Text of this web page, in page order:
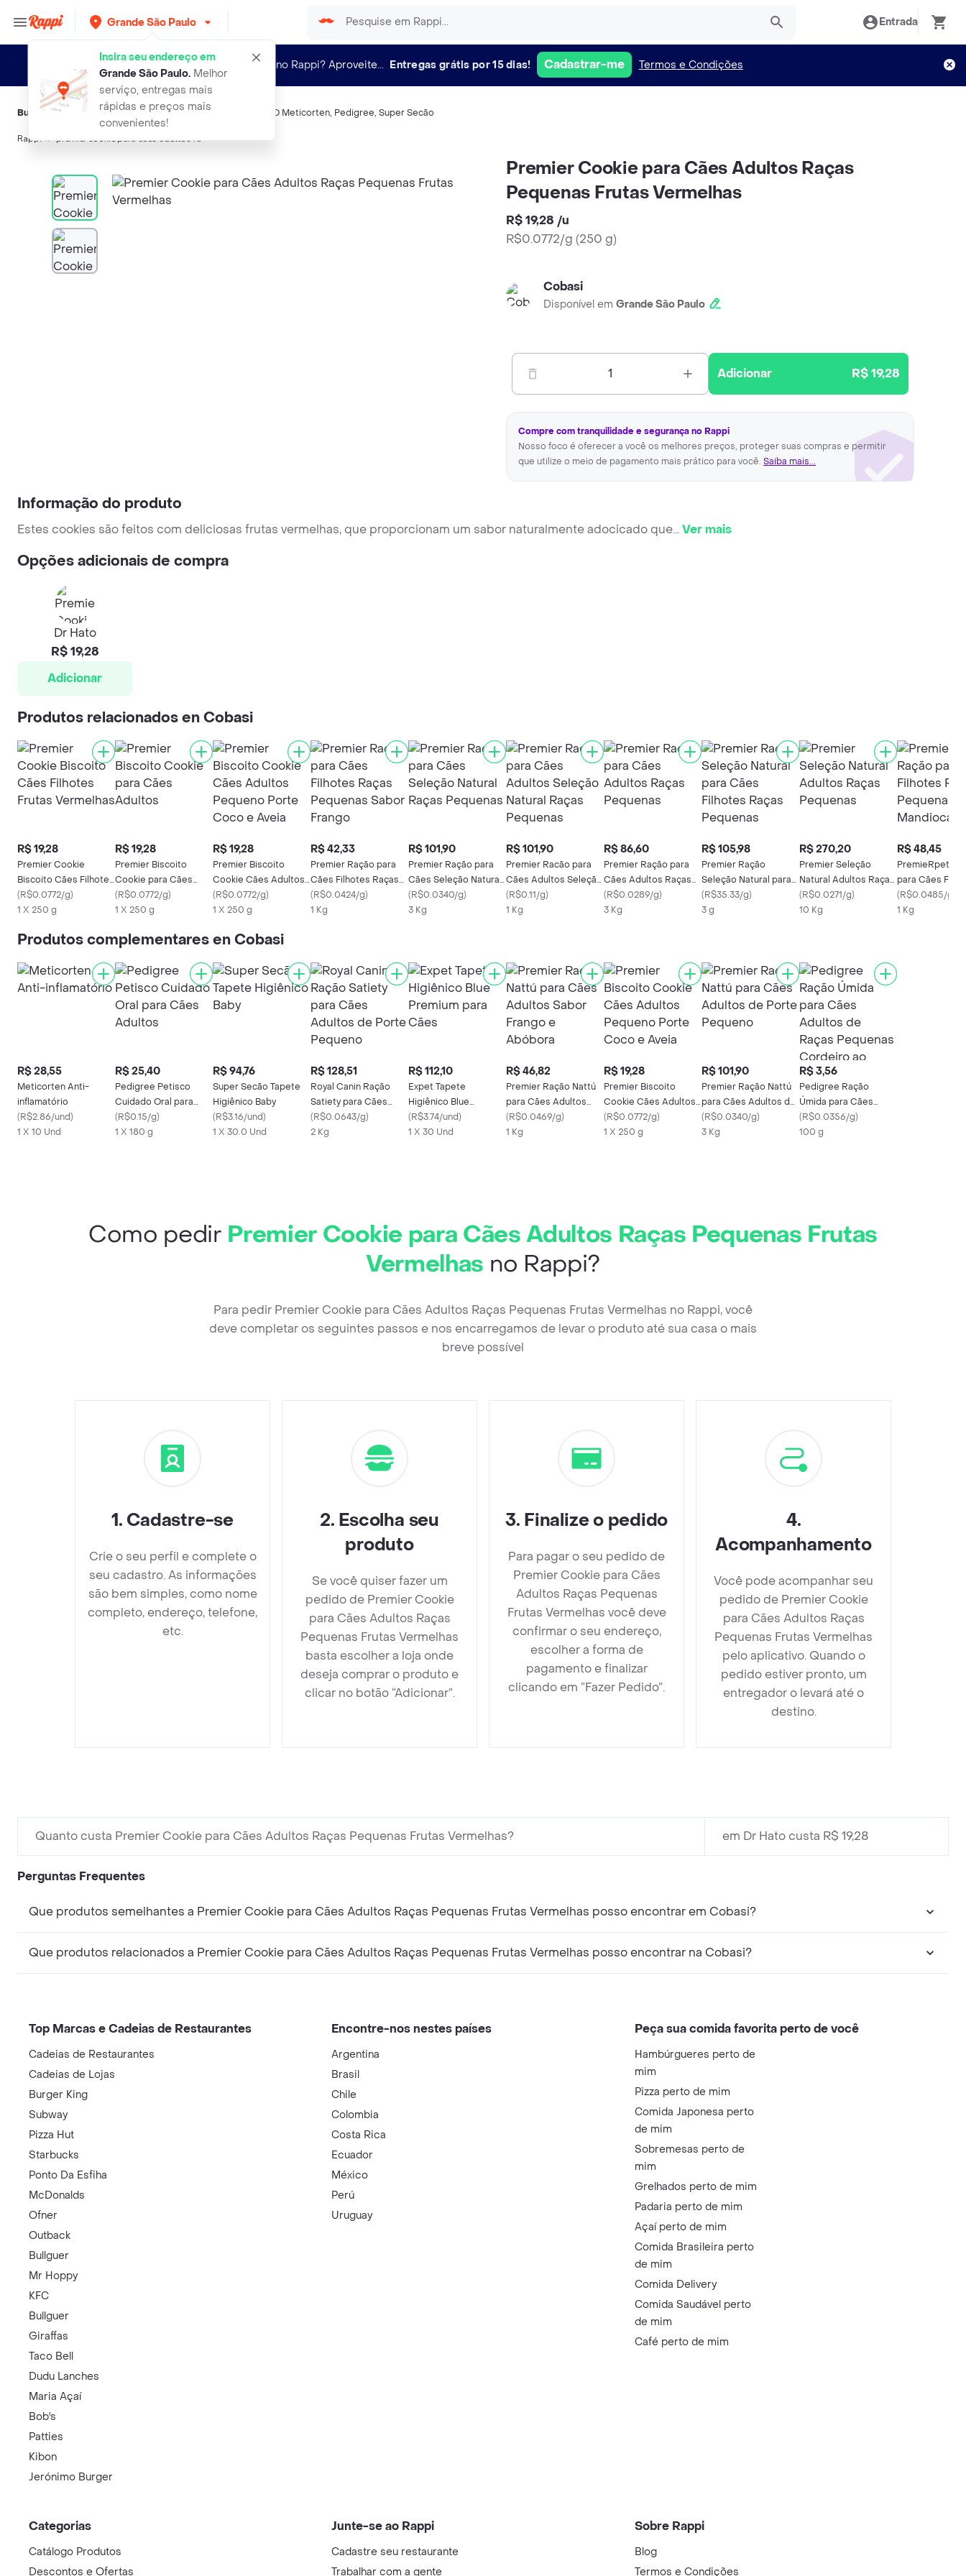
Grande São Paulo
Insira seu endereço em
Grande São Paulo.Melhor
serviço, entregas mais
rápidas e preços mais
convenientes!
Entrada
Novo no Rappi? Aproveite... Entregas grátis por 15 dias! Cadastrar-me Termos e Condições
Buscas relacionadas:Alimento para cachorros MSD Meticorten, Pedigree, Super Secão
Rappi premier cookie para caes adultos ra
Premier Cookie para Cães Adultos Raças
Pequenas Frutas Vermelhas
R$ 19,28 /u
R$0.0772/g (250 g)
Cobasi
Disponível em Grande São Paulo
1 Adicionar R$ 19,28
Compre com tranquilidade e segurança no Rappi
Nosso foco é oferecer a você os melhores preços, proteger suas compras e permitir
que utilize o meio de pagamento mais prático para você. Saiba mais...
Informação do produto
Estes cookies são feitos com deliciosas frutas vermelhas, que proporcionam um sabor naturalmente adocicado que...Ver mais
Opções adicionais de compra
Dr Hato
R$ 19,28
Adicionar
Produtos relacionados en Cobasi
R$ 19,28
Premier Cookie
Biscoito Cães Filhotes
Frutas Vermelhas
(R$0.0772/g)
1 X 250 g
R$ 19,28
Premier Biscoito
Cookie para Cães
Adultos
(R$0.0772/g)
1 X 250 g
R$ 19,28
Premier Biscoito
Cookie Cães Adultos
Pequeno Porte Coco
e Aveia
(R$0.0772/g)
1 X 250 g
R$ 42,33
Premier Ração para
Cães Filhotes Raças
Pequenas Sabor
Frango
(R$0.0424/g)
1 Kg
R$ 101,90
Premier Ração para
Cães Seleção Natural
Raças Pequenas
(R$0.0340/g)
3 Kg
R$ 101,90
Premier Racão para
Cães Adultos Seleção
Natural Raças
Pequenas
(R$0.11/g)
1 Kg
R$ 86,60
Premier Ração para
Cães Adultos Raças
Pequenas
(R$0.0289/g)
3 Kg
R$ 105,98
Premier Ração
Seleção Natural para
Cães Filhotes Raças
Pequenas
(R$35.33/g)
3 g
R$ 270,20
Premier Seleção
Natural Adultos Raças
Pequenas
(R$0.0271/g)
10 Kg
R$ 48,45
PremieRpet
para Cães
Raças
Mandioca
(R$0.0485/g
1 Kg
Produtos complementares en Cobasi
R$ 28,55
Meticorten Anti-
inflamatório
(R$2.86/und)
1 X 10 Und
R$ 25,40
Pedigree Petisco
Cuidado Oral para
Cães Adultos
(R$0.15/g)
1 X 180 g
R$ 94,76
Super Secão Tapete
Higiênico Baby
(R$3.16/und)
1 X 30.0 Und
R$ 128,51
Royal Canin Ração
Satiety para Cães
Adultos de Porte
Pequeno
(R$0.0643/g)
2 Kg
R$ 112,10
Expet Tapete
Higiênico Blue
Premium para Cães
(R$3.74/und)
1 X 30 Und
R$ 46,82
Premier Ração Nattú
para Cães Adultos
Sabor Frango e
Abóbora
(R$0.0469/g)
1 Kg
R$ 19,28
Premier Biscoito
Cookie Cães Adultos
Pequeno Porte Coco
e Aveia
(R$0.0772/g)
1 X 250 g
R$ 101,90
Premier Ração Nattú
para Cães Adultos de
Porte Pequeno
(R$0.0340/g)
3 Kg
R$ 3,56
Pedigree Ração
Úmida para Cães
Adultos de Raças
Pequenas Cordeiro ao
(R$0.0356/g)
100 g
Como pedir Premier Cookie para Cães Adultos Raças Pequenas Frutas
Vermelhas no Rappi?
Para pedir Premier Cookie para Cães Adultos Raças Pequenas Frutas Vermelhas no Rappi, você
deve completar os seguintes passos e nos encarregamos de levar o produto até sua casa o mais
breve possível
1. Cadastre-se
Crie o seu perfil e complete o
seu cadastro. As informações
são bem simples, como nome
completo, endereço, telefone,
etc.
2. Escolha seu
produto
Se você quiser fazer um
pedido de Premier Cookie
para Cães Adultos Raças
Pequenas Frutas Vermelhas
basta escolher a loja onde
deseja comprar o produto e
clicar no botão “Adicionar”.
3. Finalize o pedido
Para pagar o seu pedido de
Premier Cookie para Cães
Adultos Raças Pequenas
Frutas Vermelhas você deve
confirmar o seu endereço,
escolher a forma de
pagamento e finalizar
clicando em ”Fazer Pedido”.
4.
Acompanhamento
Você pode acompanhar seu
pedido de Premier Cookie
para Cães Adultos Raças
Pequenas Frutas Vermelhas
pelo aplicativo. Quando o
pedido estiver pronto, um
entregador o levará até o
destino.
Quanto custa Premier Cookie para Cães Adultos Raças Pequenas Frutas Vermelhas? em Dr Hato custa R$ 19,28
Perguntas Frequentes
Que produtos semelhantes a Premier Cookie para Cães Adultos Raças Pequenas Frutas Vermelhas posso encontrar em Cobasi?
Que produtos relacionados a Premier Cookie para Cães Adultos Raças Pequenas Frutas Vermelhas posso encontrar na Cobasi?
Top Marcas e Cadeias de Restaurantes
Cadeias de Restaurantes
Cadeias de Lojas
Burger King
Subway
Pizza Hut
Starbucks
Ponto Da Esfiha
McDonalds
Ofner
Outback
Bullguer
Mr Hoppy
KFC
Bullguer
Giraffas
Taco Bell
Dudu Lanches
Maria Açaí
Bob's
Patties
Kibon
Jerónimo Burger
Encontre-nos nestes países
Argentina
Brasil
Chile
Colombia
Costa Rica
Ecuador
México
Perú
Uruguay
Peça sua comida favorita perto de você
Hambúrgueres perto de
mim
Pizza perto de mim
Comida Japonesa perto
de mim
Sobremesas perto de
mim
Grelhados perto de mim
Padaria perto de mim
Açaí perto de mim
Comida Brasileira perto
de mim
Comida Delivery
Comida Saudável perto
de mim
Café perto de mim
Categorias
Catálogo Produtos
Descontos e Ofertas
Junte-se ao Rappi
Cadastre seu restaurante
Trabalhar com a gente
Sobre Rappi
Blog
Termos e Condições